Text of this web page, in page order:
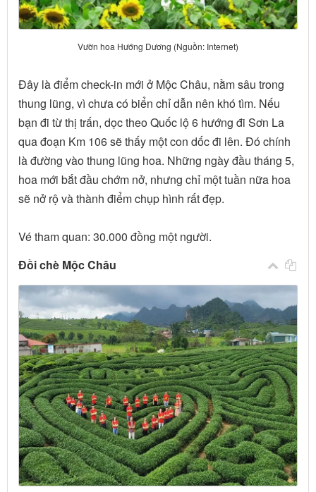
Vườn hoa Hướng Dương (Nguồn: Internet)
Đây là điểm check-in mới ở Mộc Châu, nằm sâu trong
thung lũng, vì chưa có biển chỉ dẫn nên khó tìm. Nếu
bạn đi từ thị trấn, dọc theo Quốc lộ 6 hướng đi Sơn La
qua đoạn Km 106 sẽ thấy một con dốc đi lên. Đó chính
là đường vào thung lũng hoa. Những ngày đầu tháng 5,
hoa mới bắt đầu chớm nở, nhưng chỉ một tuần nữa hoa
sẽ nở rộ và thành điểm chụp hình rất đẹp.
Vé tham quan: 30.000 đồng một người.
Đồi chè Mộc Châu